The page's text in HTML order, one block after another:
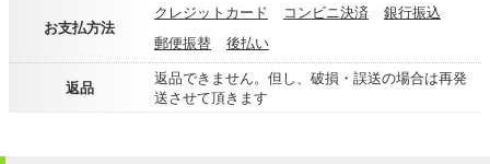
お支払方法
クレジットカード コンビニ決済
銀行振込
郵便振替
後払い
返品
返品できません。但し、破損・誤送の場合は再発
送させて頂きます